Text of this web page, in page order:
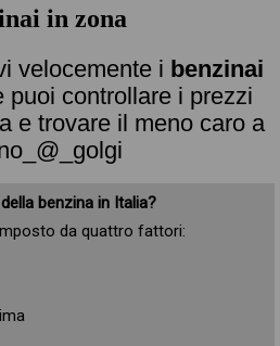
in zona
velocemente i benzinai
puoi controllare i prezzi
e trovare il meno caro a
benzina in Italia?
da quattro fattori: